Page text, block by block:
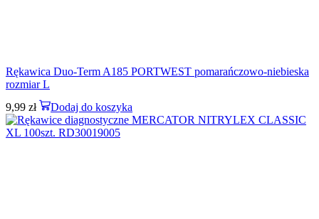
Rękawica Duo-Term A185 PORTWEST pomarańczowo-niebieska
rozmiar L
9,99 zł Dodaj do koszyka